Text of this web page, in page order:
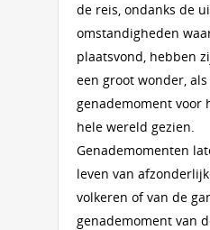
de reis, ondanks de
omstandigheden
plaatsvond, hebben
een groot wonder, als
genademoment voor
hele wereld gezien.
Genademomenten
leven van
volkeren of van de
genademoment van